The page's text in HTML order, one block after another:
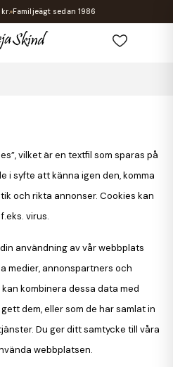
Familjeägt sedan 1986
vilket är en textfil som sparas på
i syfte att känna igen den, komma
och rikta annonser. Cookies kan
virus.
användning av vår webbplats
medier, annonspartners och
kombinera dessa data med
dem, eller som de har samlat in
Du ger ditt samtycke till våra
webbplatsen.